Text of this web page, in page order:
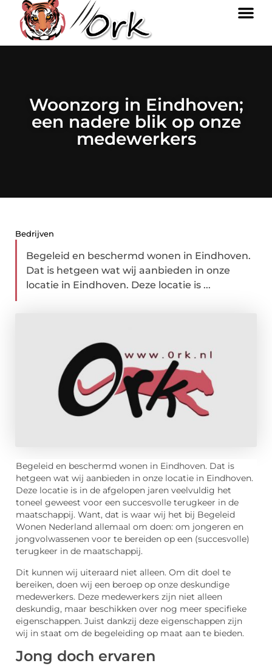
Woonzorg in Eindhoven;
een nadere blik op onze
medewerkers
Bedrijven
Begeleid en beschermd wonen in Eindhoven.
Dat is hetgeen wat wij aanbieden in onze
locatie in Eindhoven. Deze locatie is ...
Begeleid en beschermd wonen in Eindhoven. Dat is
hetgeen wat wij aanbieden in onze locatie in Eindhoven.
Deze locatie is in de afgelopen jaren veelvuldig het
toneel geweest voor een succesvolle terugkeer in de
maatschappij. Want, dat is waar wij het bij Begeleid
Wonen Nederland allemaal om doen: om jongeren en
jongvolwassenen voor te bereiden op een (succesvolle)
terugkeer in de maatschappij.
Dit kunnen wij uiteraard niet alleen. Om dit doel te
bereiken, doen wij een beroep op onze deskundige
medewerkers. Deze medewerkers zijn niet alleen
deskundig, maar beschikken over nog meer specifieke
eigenschappen. Juist dankzij deze eigenschappen zijn
wij in staat om de begeleiding op maat aan te bieden.
Jong doch ervaren